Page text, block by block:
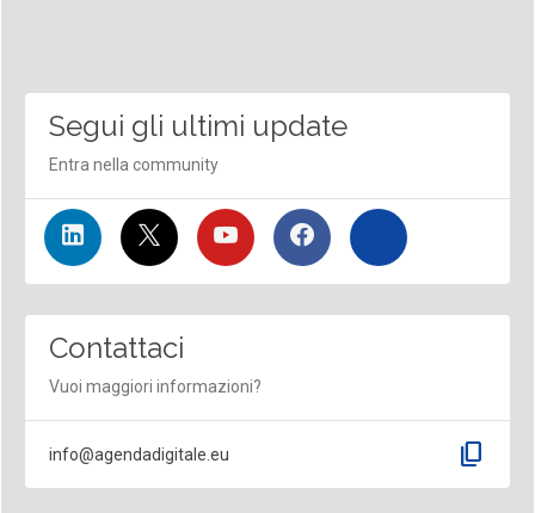
Segui gli ultimi update
Entra nella community
Contattaci
Vuoi maggiori informazioni?
info@agendadigitale.eu content_copy